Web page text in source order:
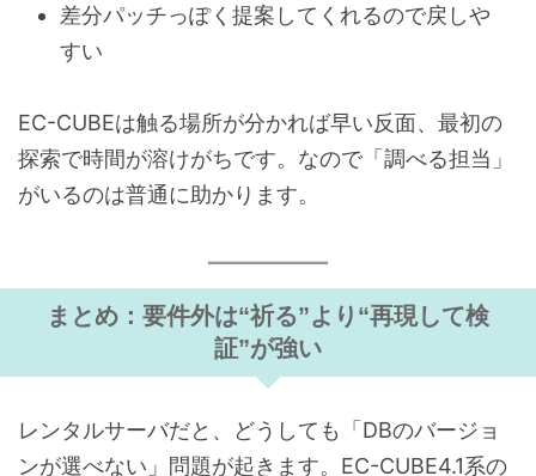
差分パッチっぽく提案してくれるので戻しや
すい
EC-CUBEは触る場所が分かれば早い反面、最初の
探索で時間が溶けがちです。なので「調べる担当」
がいるのは普通に助かります。
まとめ：要件外は“祈る”より“再現して検
証”が強い
レンタルサーバだと、どうしても「DBのバージョ
ンが選べない」問題が起きます。EC-CUBE4.1系の